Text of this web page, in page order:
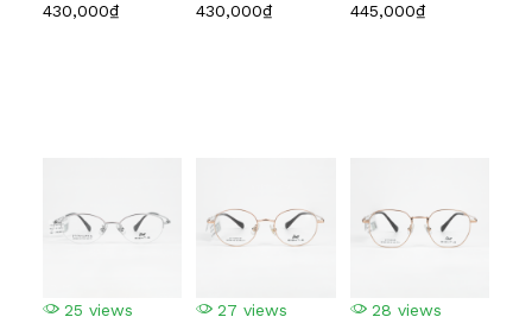
430,000₫
430,000₫
445,000₫
25 views
27 views
28 views